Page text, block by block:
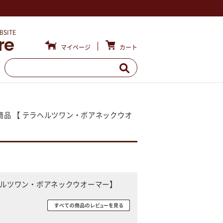
マイページ カート
【 テラヘルツワン・ボアネックウオ
ツワン・ボアネックウオーマー】